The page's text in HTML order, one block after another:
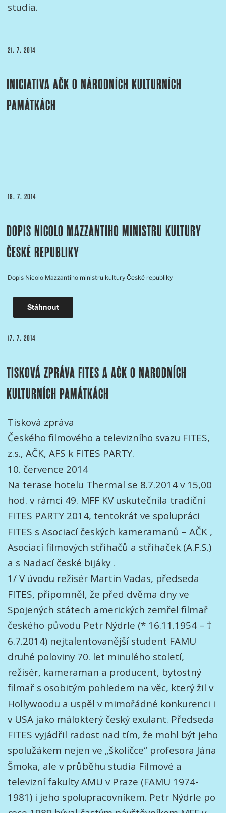
studia.
PUBLIKOVÁNO
21. 7. 2014
INICIATIVA AČK O NÁRODNÍCH KULTURNÍCH
PAMÁTKÁCH
PUBLIKOVÁNO
18. 7. 2014
DOPIS NICOLO MAZZANTIHO MINISTRU KULTURY
ČESKÉ REPUBLIKY
Dopis Nicolo Mazzantiho ministru kultury České republiky
Stáhnout
PUBLIKOVÁNO
17. 7. 2014
TISKOVÁ ZPRÁVA FITES A AČK O NARODNÍCH
KULTURNÍCH PAMÁTKÁCH
Tisková zpráva
Českého filmového a televizního svazu FITES,
z.s., AČK, AFS k FITES PARTY.
10. července 2014
Na terase hotelu Thermal se 8.7.2014 v 15,00
hod. v rámci 49. MFF KV uskutečnila tradiční
FITES PARTY 2014, tentokrát ve spolupráci
FITES s Asociací českých kameramanů – AČK ,
Asociací filmových střihačů a střihaček (A.F.S.)
a s Nadací české bijáky .
1/ V úvodu režisér Martin Vadas, předseda
FITES, připomněl, že před dvěma dny ve
Spojených státech amerických zemřel filmař
českého původu Petr Nýdrle (* 16.11.1954 – †
6.7.2014) nejtalentovanější student FAMU
druhé poloviny 70. let minulého století,
režisér, kameraman a producent, bytostný
filmař s osobitým pohledem na věc, který žil v
Hollywoodu a uspěl v mimořádné konkurenci i
v USA jako málokterý český exulant. Předseda
FITES vyjádřil radost nad tím, že mohl být jeho
spolužákem nejen ve „školičce“ profesora Jána
Šmoka, ale v průběhu studia Filmové a
televizní fakulty AMU v Praze (FAMU 1974-
1981) i jeho spolupracovníkem. Petr Nýdrle po